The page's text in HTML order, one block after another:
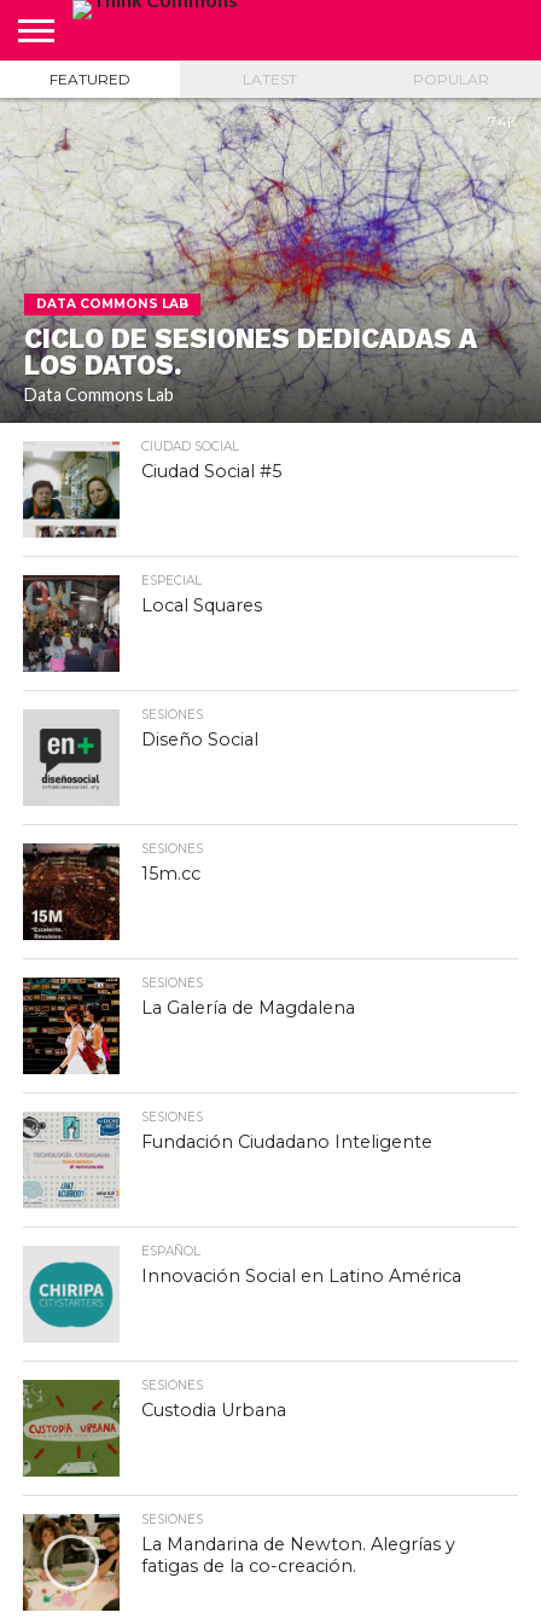
ABOUT
CARRITO
CONTACTO
CRÉDITOS
FINALIZAR
COMPRA
INICIO
LIVE
MI
CUENTA
TIENDA
FEATURED LATEST POPULAR
DATA COMMONS LAB
CICLO DE SESIONES DEDICADAS A
LOS DATOS.
Data Commons Lab
7.4K
CIUDAD SOCIAL
Ciudad Social #5
ESPECIAL
Local Squares
SESIONES
Diseño Social
SESIONES
15m.cc
SESIONES
La Galería de Magdalena
SESIONES
Fundación Ciudadano Inteligente
ESPAÑOL
Innovación Social en Latino América
SESIONES
Custodia Urbana
SESIONES
La Mandarina de Newton. Alegrías y
fatigas de la co-creación.